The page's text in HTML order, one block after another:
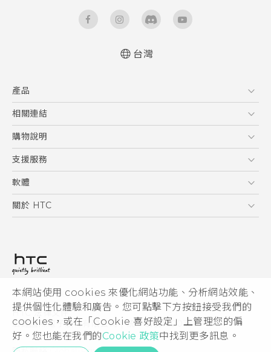
本網站使用 cookies 來優化網站功能、分析網站效能、
提供個性化體驗和廣告。您可點擊下方按鈕接受我們的
cookies，或在「Cookie 喜好設定」上管理您的偏
好。您也能在我們的Cookie 政策中找到更多訊息。
User manual
台灣
產品
5G
智慧型手機
配件
相關連結
HTC Research
購物說明
購物須知
訂單管理
付款方式
支援服務
到府收送維修服務
服務中心資訊
客戶服務佈告欄
軟體
應用程式
HTC Sync Manager
關於 HTC
投資人
隱私權政策
產品安全性
Cookie
© 2011-2026 HTC Corporation
HTC 法律文件
宏達國際電子股份有限公司 | 統一編號16003518